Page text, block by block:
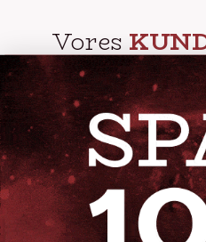
Vores
+45
Telefontid: